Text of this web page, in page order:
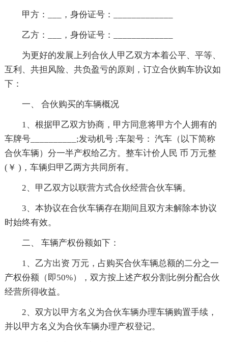
甲方：___，身份证号：_____________
乙方：___，身份证号：_____________
为更好的发展上列合伙人甲乙双方本着公平、平等、
互利、共担风险、共负盈亏的原则，订立合伙购车协议如
下：
一、 合伙购买的车辆概况
1、根据甲乙双方协商，甲方同意将甲方个人拥有的
车牌号__________;发动机号 ;车架号： 汽车（以下简称
合伙车辆）分一半产权给乙方。整车计价人民 币 万元整
(￥ )，车辆归甲乙两方共同所有。
2、甲乙双方以联营方式合伙经营合伙车辆。
3、本协议在合伙车辆存在期间且双方未解除本协议
时始终有效。
二、 车辆产权份额如下：
1、乙方出资 万元，占购买合伙车辆总额的二分之一
产权份额（即50%），双方按上述产权分割比例分配合伙
经营所得收益。
2、双方以甲方名义为合伙车辆办理车辆购置手续，
并以甲方名义为合伙车辆办理产权登记。